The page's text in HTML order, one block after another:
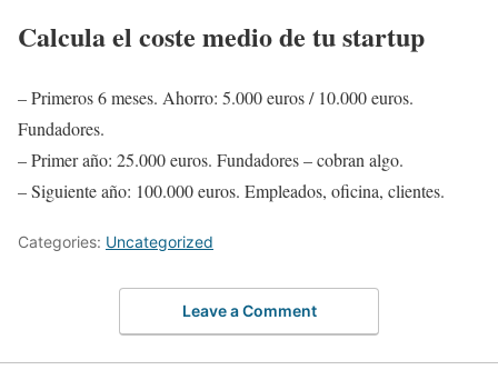
Calcula el coste medio de tu startup
– Primeros 6 meses. Ahorro: 5.000 euros / 10.000 euros.
Fundadores.
– Primer año: 25.000 euros. Fundadores – cobran algo.
– Siguiente año: 100.000 euros. Empleados, oficina, clientes.
Categories: Uncategorized
Leave a Comment